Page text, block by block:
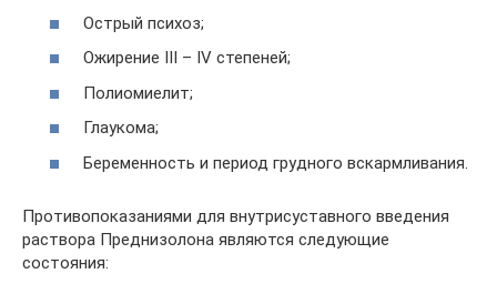
Острый психоз;
Ожирение III – IV степеней;
Полиомиелит;
Глаукома;
Беременность и период грудного вскармливания.
Противопоказаниями для внутрисуставного введения
раствора Преднизолона являются следующие
состояния: